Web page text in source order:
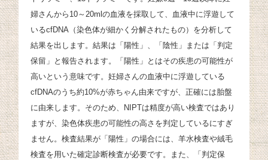
婦さんから10～20mlの血液を採取して、血液中に浮遊して
いるcfDNA（染色体が細かく分解されたもの）を分析して
結果を出します。結果は「陽性」、「陰性」または「判定
保留」と報告されます。「陽性」とはその疾患の可能性が
高いという意味です。妊婦さんの血液中に浮遊している
cfDNAのうち約10%が赤ちゃん由来ですが、正確には胎盤
に由来します。そのため、NIPTは精度が高い検査ではあり
ますが、染色体疾患の可能性の高さを判定しているにすぎ
ません。検査結果が「陽性」の場合には、羊水検査や絨毛
検査を用いた確定診断検査が必要です。また、「判定保